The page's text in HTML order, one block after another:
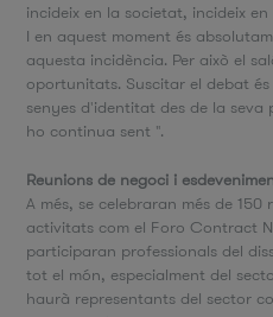
incideix en la societat, incideix
I en aquest moment és
aquesta incidència. Per això el
oportunitats. Suscitar el debat
senyes d'identitat des de la seva
ho continua sent ".
Reunions de negoci i
A més, se celebraran més de
activitats com el Foro Contract
participaran professionals del
tot el món, especialment del
haurà representants del sector